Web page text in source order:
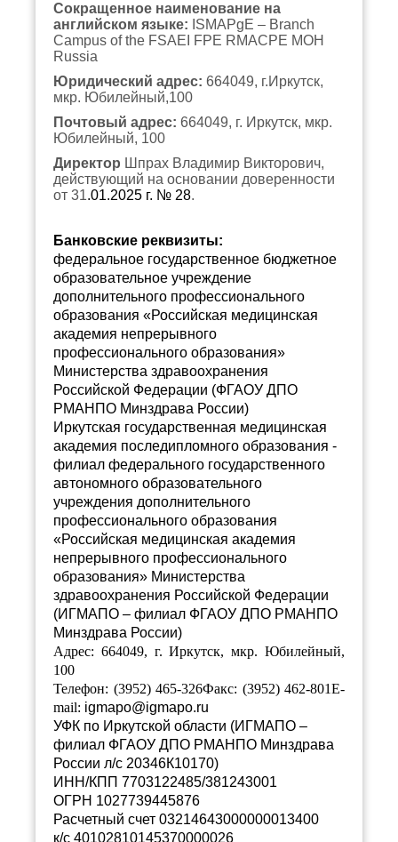
Сокращенное наименование на
английском языке: ISMAPgE – Branch
Campus of the FSAEI FPE RMACPE MOH
Russia
Юридический адрес: 664049, г.Иркутск,
мкр. Юбилейный,100
Почтовый адрес: 664049, г. Иркутск, мкр.
Юбилейный, 100
Директор Шпрах Владимир Викторович,
действующий на основании доверенности
от 31.01.2025 г. № 28.
Банковские реквизиты:
федеральное государственное бюджетное
образовательное учреждение
дополнительного профессионального
образования «Российская медицинская
академия непрерывного
профессионального образования»
Министерства здравоохранения
Российской Федерации (ФГАОУ ДПО
РМАНПО Минздрава России)
Иркутская государственная медицинская
академия последипломного образования -
филиал федерального государственного
автономного образовательного
учреждения дополнительного
профессионального образования
«Российская медицинская академия
непрерывного профессионального
образования» Министерства
здравоохранения Российской Федерации
(ИГМАПО – филиал ФГАОУ ДПО РМАНПО
Минздрава России)
Адрес: 664049, г. Иркутск, мкр. Юбилейный,
100
Телефон: (3952) 465-326Факс: (3952) 462-801E-
mail: igmapo@igmapo.ru
УФК по Иркутской области (ИГМАПО –
филиал ФГАОУ ДПО РМАНПО Минздрава
России л/с 20346К10170)
ИНН/КПП 7703122485/381243001
ОГРН 1027739445876
Расчетный счет 03214643000000013400
к/с 40102810145370000026